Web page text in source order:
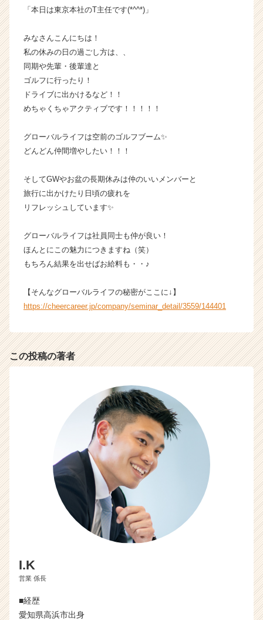
活
イ
ト
チ
ャ
リ
（C
h
e
C
a
e
e
r）
「本日は東京本社のT主任です(*^^*)」
みなさんこんにちは！
私の休みの日の過ごし方は、、
同期や先輩・後輩達と
ゴルフに行ったり！
ドライブに出かけるなど！！
めちゃくちゃアクティブです！！！！！
グローバルライフは空前のゴルフブーム✨
どんどん仲間増やしたい！！！
そしてGWやお盆の長期休みは仲のいいメンバーと
旅行に出かけたり日頃の疲れを
リフレッシュしています✨
グローバルライフは社員同士も仲が良い！
ほんとにこの魅力につきますね（笑）
もちろん結果を出せばお給料も・・♪
【そんなグローバルライフの秘密がここに↓】
https://cheercareer.jp/company/seminar_detail/3559/144401
この投稿の著者
I.K
営業 係長
■経歴
愛知県高浜市出身